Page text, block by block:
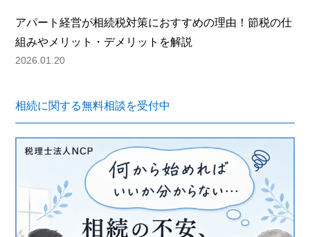
アパート経営が相続税対策におすすめの理由！節税の仕
組みやメリット・デメリットを解説
2026.01.20
相続に関する無料相談を受付中